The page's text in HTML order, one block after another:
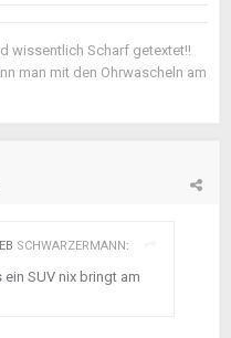
wissentlich Scharf getextet!!
man mit den Ohrwascheln am
SCHWARZERMANN :
SUV nix bringt am